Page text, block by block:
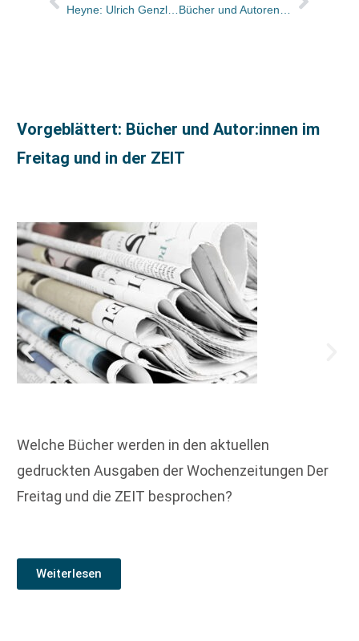
Heyne: Ulrich Genzler geht, Tilo Eckardt übernimmt
Vorgeblättert: Bücher und Autor:innen im
Freitag und in der ZEIT
Welche Bücher werden in den aktuellen
gedruckten Ausgaben der Wochenzeitungen Der
Freitag und die ZEIT besprochen?
Weiterlesen